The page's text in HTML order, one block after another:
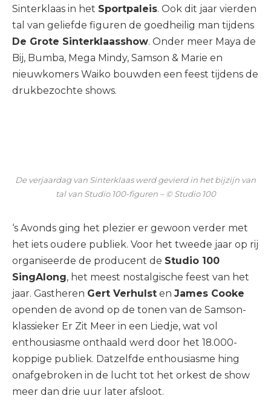
Sinterklaas in het Sportpaleis. Ook dit jaar vierden
tal van geliefde figuren de goedheilig man tijdens
De Grote Sinterklaasshow. Onder meer Maya de
Bij, Bumba, Mega Mindy, Samson & Marie en
nieuwkomers Waiko bouwden een feest tijdens de
drukbezochte shows.
De verjaardag van Sinterklaas werd gevierd in het bijzijn van
tal van Studio 100-figuren – © Studio 100
‘s Avonds ging het plezier er gewoon verder met
het iets oudere publiek. Voor het tweede jaar op rij
organiseerde de producent de Studio 100
SingAlong, het meest nostalgische feest van het
jaar. Gastheren Gert Verhulst en James Cooke
openden de avond op de tonen van de Samson-
klassieker Er Zit Meer in een Liedje, wat vol
enthousiasme onthaald werd door het 18.000-
koppige publiek. Datzelfde enthousiasme hing
onafgebroken in de lucht tot het orkest de show
meer dan drie uur later afsloot.